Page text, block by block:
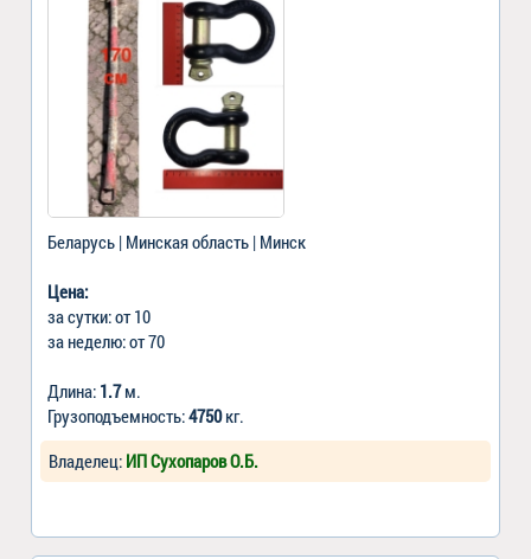
Беларусь | Минская область | Минск
Цена:
за сутки: от 10
за неделю: от 70
Длина: 1.7м.
Грузоподъемность:4750кг.
Владелец: ИП Сухопаров О.Б.